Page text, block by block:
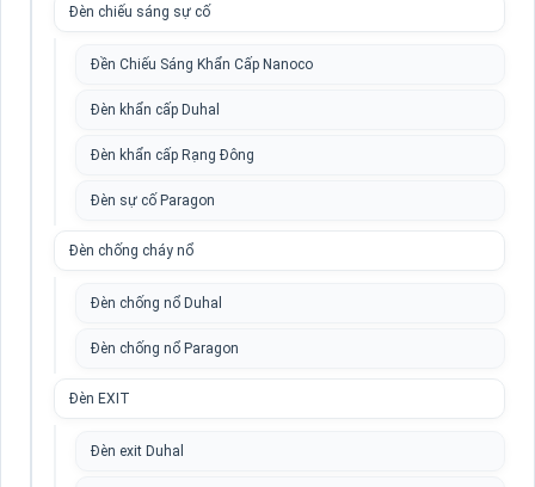
Đèn chiếu sáng sự cố
Đền Chiếu Sáng Khẩn Cấp Nanoco
Đèn khẩn cấp Duhal
Đèn khẩn cấp Rạng Đông
Đèn sự cố Paragon
Đèn chống cháy nổ
Đèn chống nổ Duhal
Đèn chống nổ Paragon
Đèn EXIT
Đèn exit Duhal